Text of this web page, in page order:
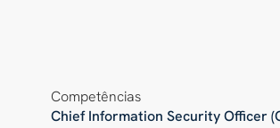
Competências
Chief Information Security Officer